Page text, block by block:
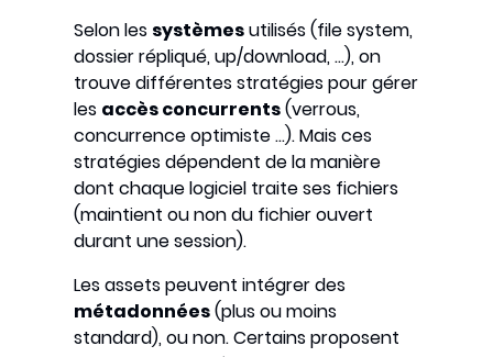
Selon les systèmesutilisés (file system,
dossier répliqué, up/download, …), on
trouve différentes stratégies pour gérer
les accès concurrents(verrous,
concurrence optimiste …). Mais ces
stratégies dépendent de la manière
dont chaque logiciel traite ses fichiers
(maintient ou non du fichier ouvert
durant une session).
Les assets peuvent intégrer des
métadonnées(plus ou moins
standard), ou non. Certains proposent